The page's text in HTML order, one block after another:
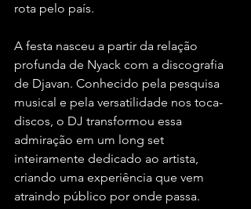
rota pelo país.
A festa nasceu a partir da relação
profunda de Nyack com a discografia
de Djavan. Conhecido pela pesquisa
musical e pela versatilidade nos toca-
discos, o DJ transformou essa
admiração em um long set
inteiramente dedicado ao artista,
criando uma experiência que vem
atraindo público por onde passa.